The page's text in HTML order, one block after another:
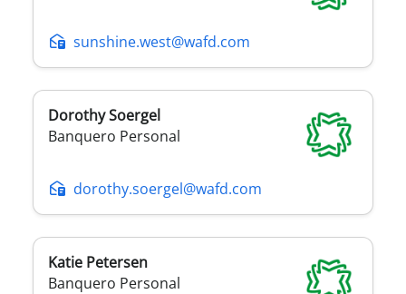
sunshine.west@wafd.com
DorothySoergel
Banquero Personal
dorothy.soergel@wafd.com
Katie Petersen
Banquero Personal